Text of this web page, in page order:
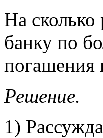
На
банку по
погашения
Решение.
1)